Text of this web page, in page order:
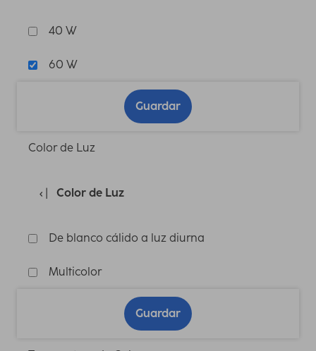
40 W
60 W
Guardar
Color de Luz
Color de Luz
De blanco cálido a luz diurna
Multicolor
Guardar